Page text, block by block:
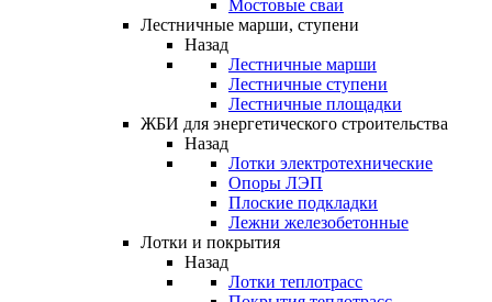
Мостовые сваи
Лестничные марши, ступени
Назад
Лестничные марши
Лестничные ступени
Лестничные площадки
ЖБИ для энергетического строительства
Назад
Лотки электротехнические
Опоры ЛЭП
Плоские подкладки
Лежни железобетонные
Лотки и покрытия
Назад
Лотки теплотрасс